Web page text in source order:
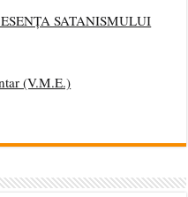
SATANISMULUI
(V.M.E.)